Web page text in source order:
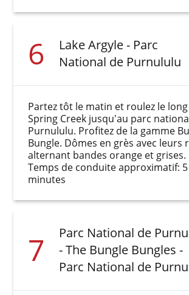
6
Lake Argyle - Parc
National de Purnululu
Partez tôt le matin et roulez le
Spring Creek jusqu'au parc
Purnululu. Profitez de la gamme
Bungle. Dômes en grès avec leurs
alternant bandes orange et grises.
Temps de conduite approximatif:
minutes
7
Parc National de
- The Bungle Bungles -
Parc National de